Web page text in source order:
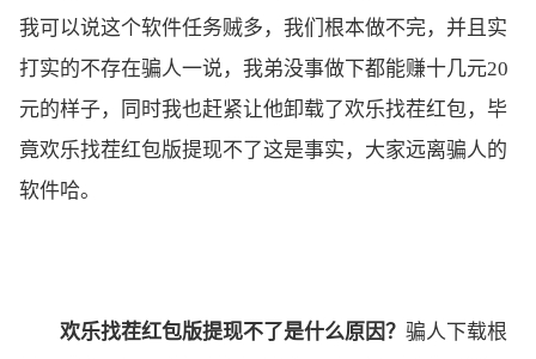
我可以说这个软件任务贼多，我们根本做不完，并且实
打实的不存在骗人一说，我弟没事做下都能赚十几元20
元的样子，同时我也赶紧让他卸载了欢乐找茬红包，毕
竟欢乐找茬红包版提现不了这是事实，大家远离骗人的
软件哈。
欢乐找茬红包版提现不了是什么原因？ 骗人下载根